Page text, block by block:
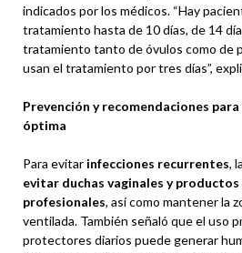
indicados por los médicos. “Hay
tratamiento hasta de 10 días, de 14
tratamiento tanto de óvulos como de
usan el tratamiento por tres días”,
Prevención y recomendaciones
óptima
Para evitar infecciones recurrentes,
evitar duchas vaginales y
profesionales, así como mantener la
ventilada. También señaló que el uso
protectores diarios puede generar